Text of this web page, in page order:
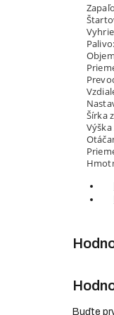
Šírka
Výška
Buďte